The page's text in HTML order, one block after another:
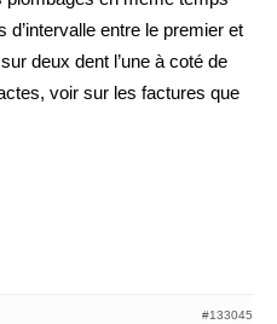
entre le premier et
deux dent l’une à coté de
voir sur les factures que
#133045